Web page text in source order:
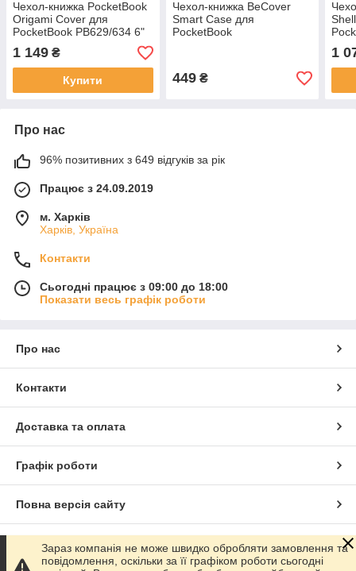
Чехол-книжка PocketBook
Origami Cover для
PocketBook PB629/634 6"
Black (H-SO-634-K-WW)
1 149 ₴
Купити
Чехол-книжка BeCover
Smart Case для
PocketBook
Aqua/633 Blue
449₴
1
Про нас
96% позитивних з 649 відгуків за рік
Працює з 24.09.2019
м. Харків
Харків, Україна
Контакти
Сьогодні працює з 09:00 до 18:00
Показати весь графік роботи
Про нас
Контакти
Доставка та оплата
Графік роботи
Повна версія сайту
Сайт створено на маркетплейсіProm.ua
Зараз компанія не може швидко обробляти замовлення та
повідомлення, оскільки за її графіком роботи сьогодні